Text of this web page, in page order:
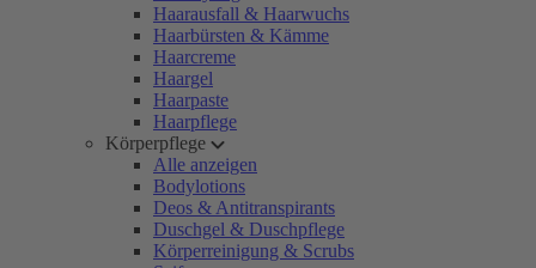
Haarausfall & Haarwuchs
Haarbürsten & Kämme
Haarcreme
Haargel
Haarpaste
Haarpflege
Körperpflege
Alle anzeigen
Bodylotions
Deos & Antitranspirants
Duschgel & Duschpflege
Körperreinigung & Scrubs